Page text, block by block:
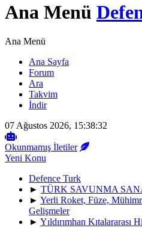
Ana Menü
Ana Menü
Ana Sayfa
Forum
Ara
Takvim
İndir
07 Ağustos 2026, 15:38:32
Okunmamış İletiler
Yeni Konu
Defence Turk
► TÜRK SAVUNMA
► Yerli Roket, Füze,
Gelişmeler
► Yıldırımhan Kıtalararası